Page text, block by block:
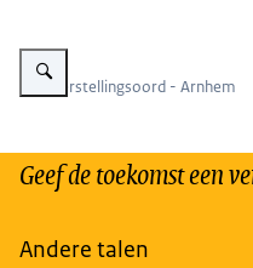
Vergroot afbeelding Bio-
Bio-Herstellingsoord - Arnhem
Geef de toekomst een
Andere talen